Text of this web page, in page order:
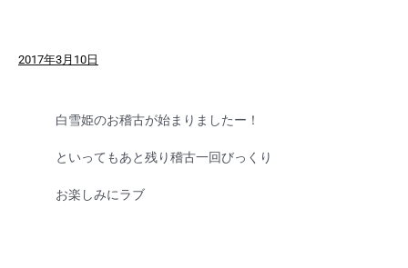
2017年3月10日
白雪姫のお稽古が始まりましたー！
といってもあと残り稽古一回びっくり
お楽しみにラブ